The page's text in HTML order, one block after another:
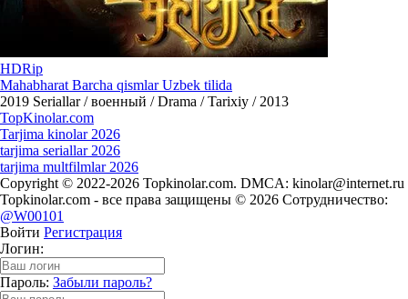
HDRip
Mahabharat Barcha qismlar Uzbek tilida
2019 Seriallar / военный / Drama / Tarixiy / 2013
TopKinolar.com
Tarjima kinolar 2026
tarjima seriallar 2026
tarjima multfilmlar 2026
Copyright © 2022-2026 Topkinolar.com. DMCA: kinolar@internet.ru
Topkinolar.com - все права защищены © 2026 Сотрудничество:
@W00101
Войти Регистрация
Логин:
Пароль: Забыли пароль?